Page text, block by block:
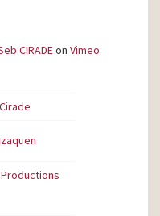
CIRADEon Vimeo.